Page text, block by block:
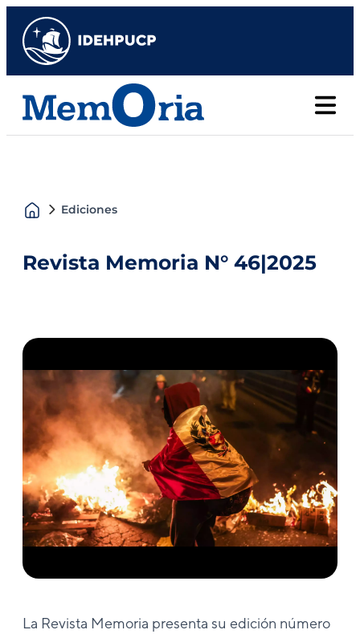
Ediciones
Revista Memoria N° 46|2025
La Revista Memoria presenta su edición número